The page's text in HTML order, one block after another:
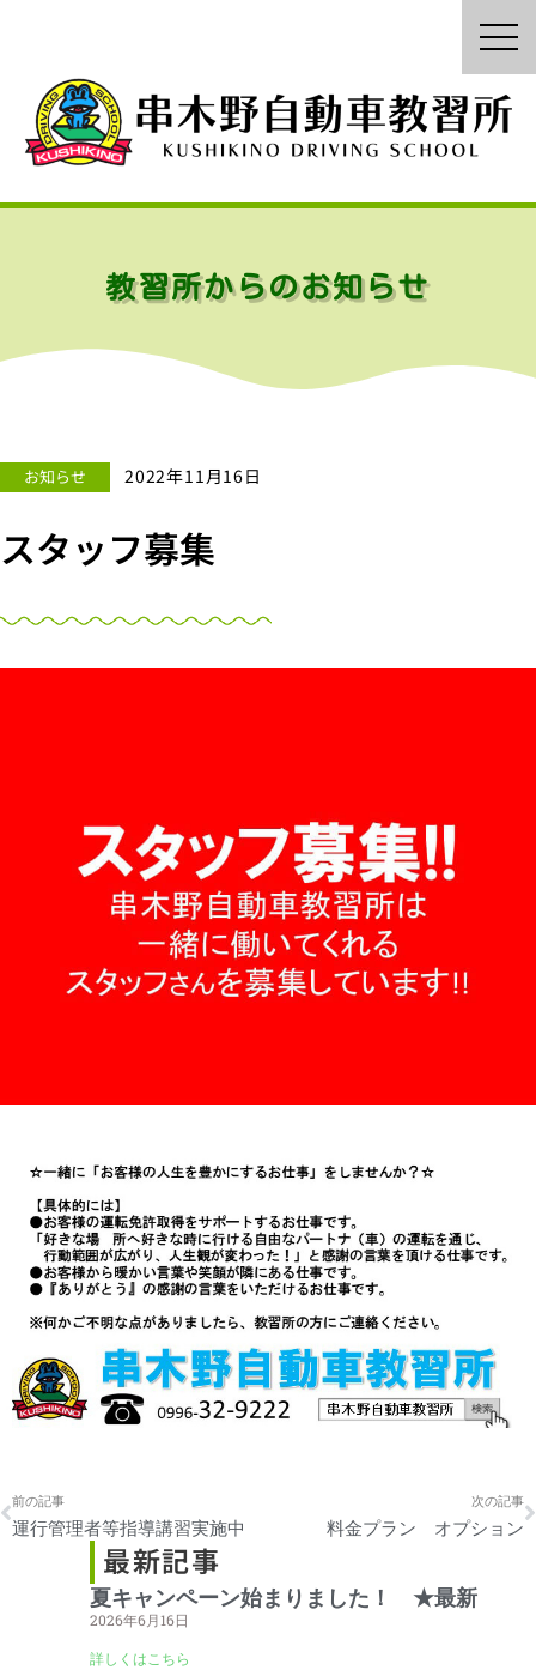
教習所からのお知らせ
お知らせ 2022年11月16日
スタッフ募集
Prev
前の記事
運行管理者等指導講習実施中
次の記事
料金プラン オプション
最新記事
夏キャンペーン始まりました！ ★最新
2026年6月16日
詳しくはこちら